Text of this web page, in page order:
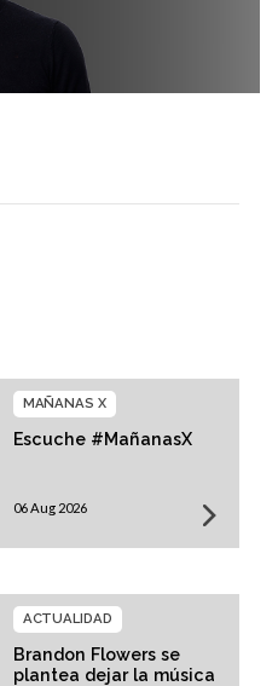
Escuche #MañanasX
MAÑANAS X
06 Aug 2026
Brandon Flowers se
plantea dejar la música
ACTUALIDAD